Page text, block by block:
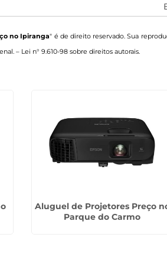
no Ipiranga" é de direito reservado. Sua
– Lei n° 9.610-98 sobre direitos autorais.
Aluguel de Projetores Preço
Parque do Carmo